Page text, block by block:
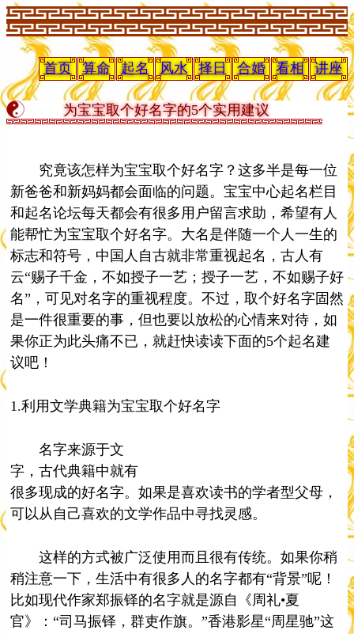
首页 算命 起名 风水 择日 合婚 看相 讲座
为宝宝取个好名字的5个实用建议
究竟该怎样为宝宝取个好名字？这多半是每一位
新爸爸和新妈妈都会面临的问题。宝宝中心起名栏目
和起名论坛每天都会有很多用户留言求助，希望有人
能帮忙为宝宝取个好名字。大名是伴随一个人一生的
标志和符号，中国人自古就非常重视起名，古人有
云“赐子千金，不如授子一艺；授子一艺，不如赐子好
名”，可见对名字的重视程度。不过，取个好名字固然
是一件很重要的事，但也要以放松的心情来对待，如
果你正为此头痛不已，就赶快读读下面的5个起名建
议吧！
1.利用文学典籍为宝宝取个好名字
名字来源于文
字，古代典籍中就有
很多现成的好名字。如果是喜欢读书的学者型父母，
可以从自己喜欢的文学作品中寻找灵感。
这样的方式被广泛使用而且很有传统。如果你稍
稍注意一下，生活中有很多人的名字都有“背景”呢！
比如现代作家郑振铎的名字就是源自《周礼•夏
官》：“司马振铎，群吏作旗。”香港影星“周星驰”这